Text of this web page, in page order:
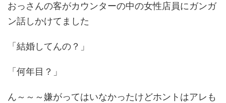
おっさんの客がカウンターの中の女性店員にガンガ
ン話しかけてました
「結婚してんの？」
「何年目？」
ん～～～嫌がってはいなかったけどホントはアレも